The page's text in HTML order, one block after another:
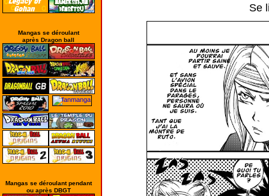
Mangas se déroulant
après Dragon ball
Mangas se déroulant pendant
ou après DBGT
Se